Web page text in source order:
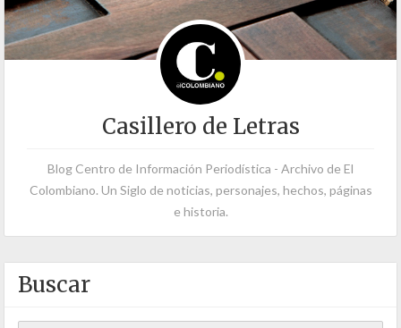
Casillero de Letras
Blog Centro de Información Periodística - Archivo de El
Colombiano. Un Siglo de noticias, personajes, hechos, páginas
e historia.
Buscar